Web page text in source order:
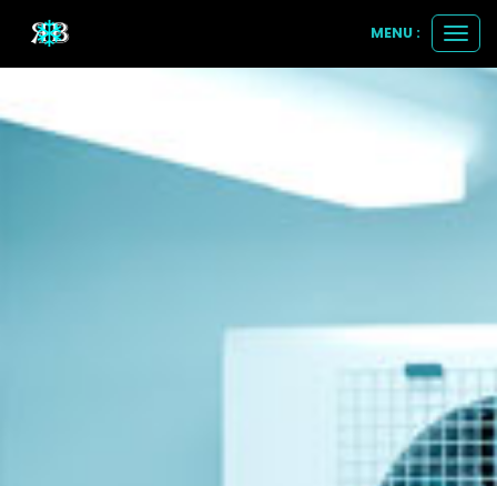
le
MENU :